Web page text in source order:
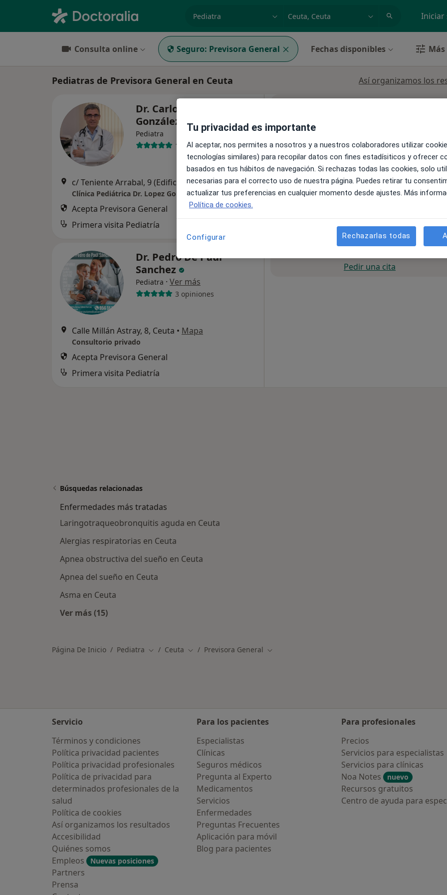
Iniciar
Consulta online Seguro: Previsora General Fechas disponibles
Pediatras de Previsora General en Ceuta Así organizamos los
Dr. Carlos López-
González Garrido
Pediatra
1119 opiniones
c/ Teniente Arrabal, 9 (Edificio Anteo, portal 3,1º A), Ceuta •Mapa
Clínica Pediátrica Dr. Lopez Gonzalez
Acepta Previsora General
Primera visita Pediatría
Dr. Pedro De Paul
Sanchez
Pediatra · Ver más
3 opiniones
Calle Millán Astray, 8, Ceuta • Mapa
Consultorio privado
Acepta Previsora General
Primera visita Pediatría
Pedir una cita
Búsquedas relacionadas
Enfermedades más tratadas
Laringotraqueobronquitis aguda en Ceuta
Alergias respiratorias en Ceuta
Apnea obstructiva del sueño en Ceuta
Apnea del sueño en Ceuta
Asma en Ceuta
Ver más (15)
Página De Inicio Pediatra Cambiar de ciudad
Ceuta Cambiar de ciudad
Previsora General Cambiar de ciudad
Servicio
Términos y condiciones
Política privacidad pacientes
Política privacidad profesionales
Política de privacidad para
determinados profesionales de la
salud
Política de cookies
Así organizamos los resultados
Accesibilidad
Quiénes somos
Empleos
Nuevas posiciones
Partners
Prensa
Para los pacientes
Especialistas
Clínicas
Seguros médicos
Pregunta al Experto
Medicamentos
Servicios
Enfermedades
Preguntas Frecuentes
Aplicación para móvil
Blog para pacientes
Para profesionales
Precios
Servicios para especialistas
Servicios para clínicas
Noa Notes
nuevo
Recursos gratuitos
Centro de ayuda para
Tu privacidad es importante
Al aceptar, nos permites a nosotros y a nuestros colaboradores utilizar
tecnologías similares) para recopilar datos con fines estadísiticos y ofrecer
basados en tus hábitos de navegación. Si rechazas todas las cookies, solo
necesarias para el correcto uso de nuestra página. Puedes retirar tu
actualizar tus preferencias en cualquier momento desde ajustes. Más
Política de cookies.
Configurar Rechazarlas todas